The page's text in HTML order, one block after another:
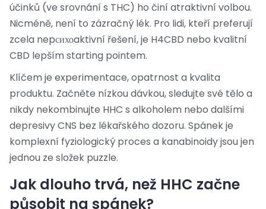
účinků (ve srovnání s THC) ho činí atraktivní volbou.
Nicméně, není to zázračný lék. Pro lidi, kteří preferují
zcela nepсихоaktivní řešení, je H4CBD nebo kvalitní
CBD lepším starting pointem.
Klíčem je experimentace, opatrnost a kvalita
produktu. Začněte nízkou dávkou, sledujte své tělo a
nikdy nekombinujte HHC s alkoholem nebo dalšími
depresivy CNS bez lékařského dozoru. Spánek je
komplexní fyziologický proces a kanabinoidy jsou jen
jednou ze složek puzzle.
Jak dlouho trvá, než HHC začne
působit na spánek?